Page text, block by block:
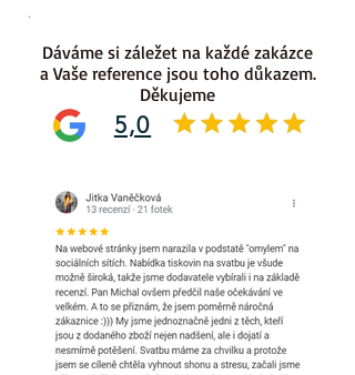
.
5,0
Dáváme si záležet na každé zakázce
a Vaše reference jsou toho důkazem.
Děkujeme